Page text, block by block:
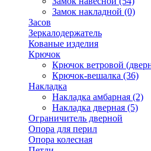
Замок накладной (0)
Засов
Зеркалодержатель
Кованые изделия
Крючок
Крючок ветровой
Крючок-вешалка (36)
Накладка
Накладка амбарная (2)
Накладка дверная (5)
Ограничитель дверной
Опора для перил
Опора колесная